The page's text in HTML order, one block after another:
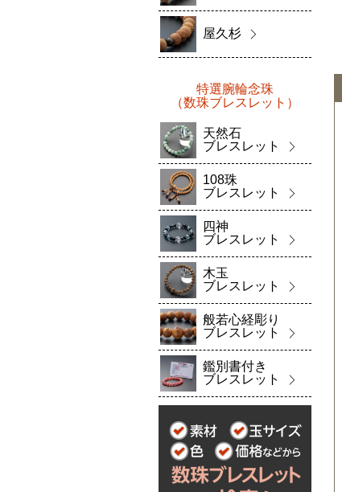
屋久杉
特選腕輪念珠
（数珠ブレスレット）
天然石
ブレスレット
108珠
ブレスレット
四神
ブレスレット
木玉
ブレスレット
般若心経彫り
ブレスレット
鑑別書付き
ブレスレット